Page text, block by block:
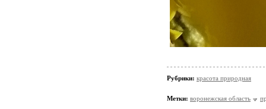
Рубрики: красота природная
Метки: воронежская область